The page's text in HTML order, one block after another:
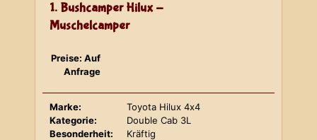
1. Bushcamper Hilux -
Muschelcamper
Preise: Auf
Anfrage
Marke:
Toyota Hilux 4x4
Kategorie:
Double Cab 3L
Besonderheit:
Kräftig